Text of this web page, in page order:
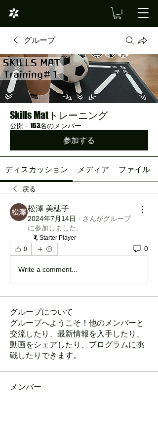
グループ
Skills Matトレーニング
公開 · 153名のメンバー
参加する
ディスカッション メディア ファイル
戻る
松澤 美穂子
2024年7月14日 · さんがグループ
に参加しました。
Starter Player
0
0
Write a comment...
グループについて
グループへようこそ！他のメンバーと
交流したり、最新情報を入手したり、
動画をシェアしたり、プログラムに挑
戦したりできます。
メンバー